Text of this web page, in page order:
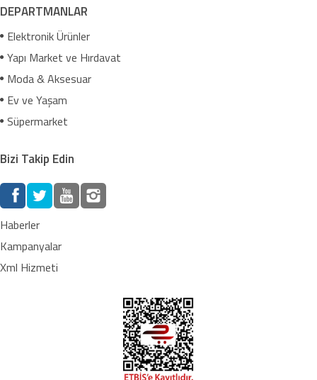
DEPARTMANLAR
Elektronik Ürünler
Yapı Market ve Hırdavat
Moda & Aksesuar
Ev ve Yaşam
Süpermarket
Bizi Takip Edin
Haberler
Kampanyalar
Xml Hizmeti